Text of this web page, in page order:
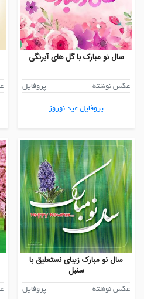
سال نو مبارک با گل های آبرنگی
عکس نوشته
پروفایل
پروفایل عید نوروز
سال نو مبارک زیبای نستعلیق با
سنبل
عکس نوشته
پروفایل